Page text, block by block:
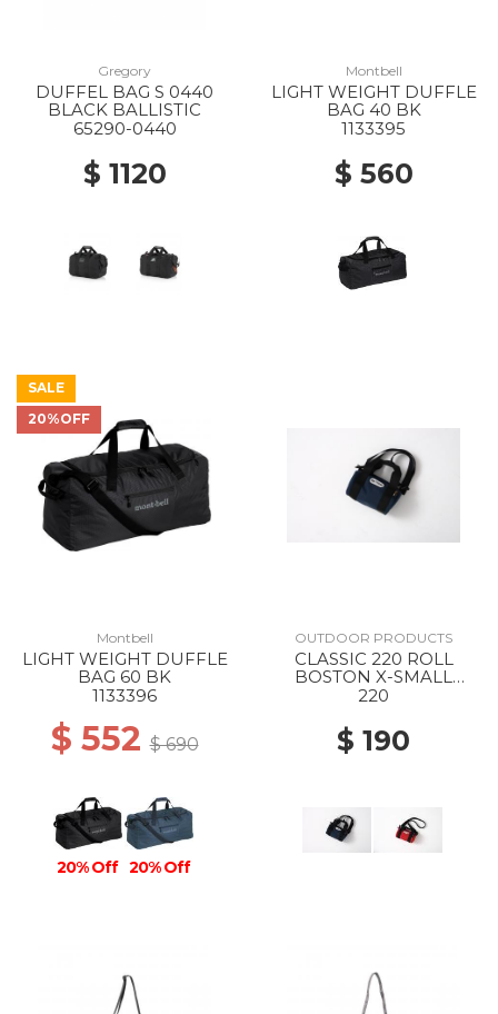
Gregory
DUFFEL BAG S 0440
BLACK BALLISTIC
65290-0440
$ 1120
Montbell
LIGHT WEIGHT DUFFLE
BAG 40 BK
1133395
$ 560
SALE
20%OFF
Montbell
LIGHT WEIGHT DUFFLE
BAG 60 BK
1133396
$ 552$ 690
20% Off 20% Off
OUTDOOR PRODUCTS
CLASSIC 220 ROLL
BOSTON X-SMALL
SOLID NAVY
220
$ 190